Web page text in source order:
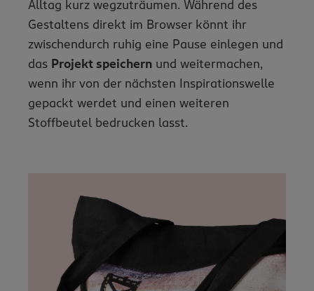
Alltag kurz wegzuträumen. Während des
Gestaltens direkt im Browser könnt ihr
zwischendurch ruhig eine Pause einlegen und
das Projekt speichern und weitermachen,
wenn ihr von der nächsten Inspirationswelle
gepackt werdet und einen weiteren
Stoffbeutel bedrucken lasst.